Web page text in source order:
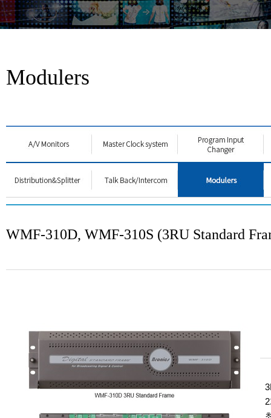
Modulers
WMF-310D, WMF-310S (3RU Standard